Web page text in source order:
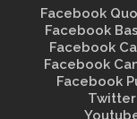
Facebook
Facebook
Facebook
Facebook
Facebook
Twitter